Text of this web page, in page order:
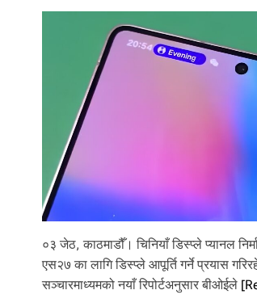
०३ जेठ, काठमाडौँ। चिनियाँ डिस्प्ले प्यानल
एस२७ का लागि डिस्प्ले आपूर्ति गर्ने प्रयास
सञ्चारमाध्यमको नयाँ रिपोर्टअनुसार बीओईले